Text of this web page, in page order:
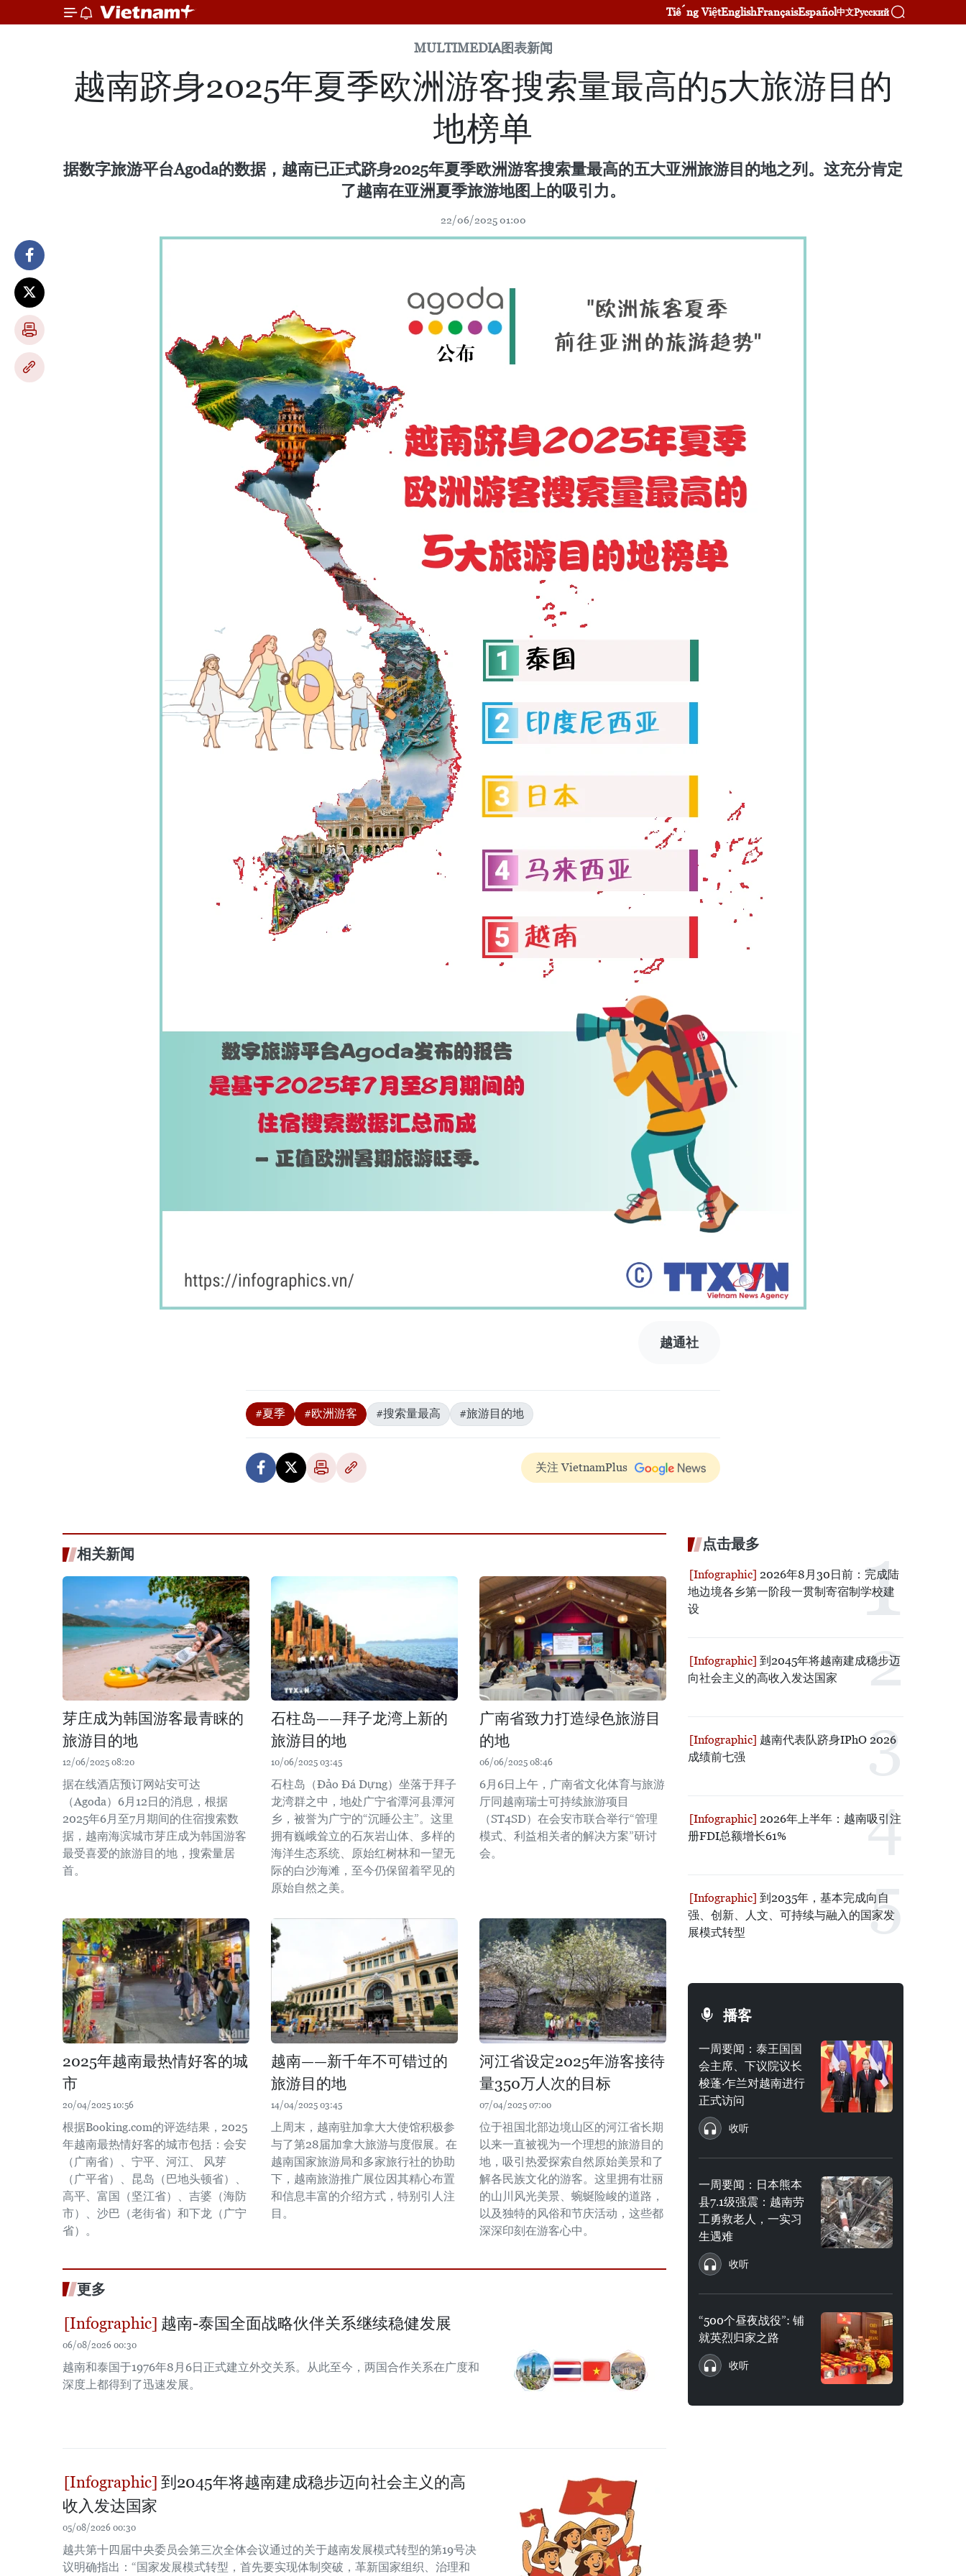
Tiếng ViệtEnglishFrançaisEspañol中文Русский
MULTIMEDIA图表新闻
越南跻身2025年夏季欧洲游客搜索量最高的5大旅游目的
地榜单
据数字旅游平台Agoda的数据，越南已正式跻身2025年夏季欧洲游客搜索量最高的五大亚洲旅游目的地之列。这充分肯定
了越南在亚洲夏季旅游地图上的吸引力。
22/06/2025 01:00
越通社
#夏季 #欧洲游客 #搜索量最高 #旅游目的地
关注 VietnamPlus
相关新闻
芽庄成为韩国游客最青睐的
旅游目的地
12/06/2025 08:20
据在线酒店预订网站安可达
（Agoda）6月12日的消息，根据
2025年6月至7月期间的住宿搜索数
据，越南海滨城市芽庄成为韩国游客
最受喜爱的旅游目的地，搜索量居
首。
石柱岛——拜子龙湾上新的
旅游目的地
10/06/2025 03:45
石柱岛（Đảo Đá Dựng）坐落于拜子
龙湾群之中，地处广宁省潭河县潭河
乡，被誉为广宁的“沉睡公主”。这里
拥有巍峨耸立的石灰岩山体、多样的
海洋生态系统、原始红树林和一望无
际的白沙海滩，至今仍保留着罕见的
原始自然之美。
广南省致力打造绿色旅游目
的地
06/06/2025 08:46
6月6日上午，广南省文化体育与旅游
厅同越南瑞士可持续旅游项目
（ST4SD）在会安市联合举行“管理
模式、利益相关者的解决方案”研讨
会。
2025年越南最热情好客的城
市
20/04/2025 10:56
根据Booking.com的评选结果，2025
年越南最热情好客的城市包括：会安
（广南省）、宁平、河江、 风芽
（广平省）、昆岛（巴地头顿省）、
高平、富国（坚江省）、吉婆（海防
市）、沙巴（老街省）和下龙（广宁
省）。
越南——新千年不可错过的
旅游目的地
14/04/2025 03:45
上周末，越南驻加拿大大使馆积极参
与了第28届加拿大旅游与度假展。在
越南国家旅游局和多家旅行社的协助
下，越南旅游推广展位因其精心布置
和信息丰富的介绍方式，特别引人注
目。
河江省设定2025年游客接待
量350万人次的目标
07/04/2025 07:00
位于祖国北部边境山区的河江省长期
以来一直被视为一个理想的旅游目的
地，吸引热爱探索自然原始美景和了
解各民族文化的游客。这里拥有壮丽
的山川风光美景、蜿蜒险峻的道路，
以及独特的风俗和节庆活动，这些都
深深印刻在游客心中。
更多
越南-泰国全面战略伙伴关系继续稳健发展
06/08/2026 00:30
越南和泰国于1976年8月6日正式建立外交关系。从此至今，两国合作关系在广度和
深度上都得到了迅速发展。
到2045年将越南建成稳步迈向社会主义的高
收入发达国家
05/08/2026 00:30
越共第十四届中央委员会第三次全体会议通过的关于越南发展模式转型的第19号决
议明确指出：“国家发展模式转型，首先要实现体制突破，革新国家组织、治理和
点击最多
2026年8月30日前：完成陆
地边境各乡第一阶段一贯制寄宿制学校建
设
到2045年将越南建成稳步迈
向社会主义的高收入发达国家
越南代表队跻身IPhO 2026
成绩前七强
2026年上半年：越南吸引注
册FDI总额增长61%
到2035年，基本完成向自
强、创新、人文、可持续与融入的国家发
展模式转型
播客
一周要闻：泰王国国
会主席、下议院议长
梭蓬·乍兰对越南进行
正式访问
收听
一周要闻：日本熊本
县7.1级强震：越南劳
工勇救老人，一实习
生遇难
收听
“500个昼夜战役”: 铺
就英烈归家之路
收听